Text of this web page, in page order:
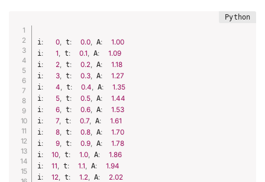
i : 0 t: 0.0 A:
1.00
i : 1 t: 0.1 A:
1.09
i : 2 t: 0.2 A:
1.18
i : 3 t: 0.3 A:
1.27
i : 4 t: 0.4 A:
1.35
i : 5 t: 0.5 A:
1.44
i : 6 t: 0.6 A:
1.53
i : 7 t: 0.7 A:
1.61
i : 8 t: 0.8 A:
1.70
i : 9 t: 0.9 A:
1.78
i : 10 t: 1.0 A:
1.86
i : 11 t: 1.1 A:
1.94
i : 12 t: 1.2 A:
2.02